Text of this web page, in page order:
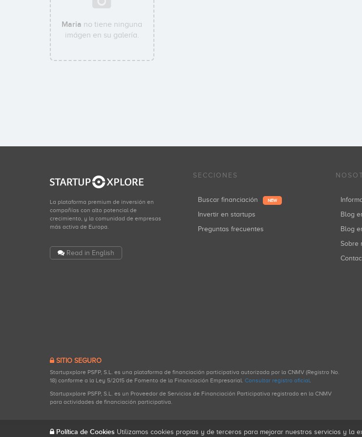
Maria no tiene ninguna
imágen en su galería.
La plataforma premium de inversión en
compañías con alto potencial de
crecimiento, y la comunidad de empresas
más activa de Europa.
Read in English
SECCIONES
Buscar financiación NEW
Invertir en startups
Preguntas frecuentes
Blog
Blog
SITIO SEGURO
Startupxplore PSFP, S.L. es una plataforma de financiación participativa autorizada por la CNMV (Registro No.
18) conforme a la Ley 5/2015 de Fomento de la Financiación Empresarial. Consultar registro oficial.
Startupxplore PSFP, S.L. es un Proveedor de Servicios de Financiación Participativa registrado en la CNMV
para actividades de financiación participativa.
Política de Cookies Utilizamos cookies propias y de terceros para mejorar nuestros servicios y la